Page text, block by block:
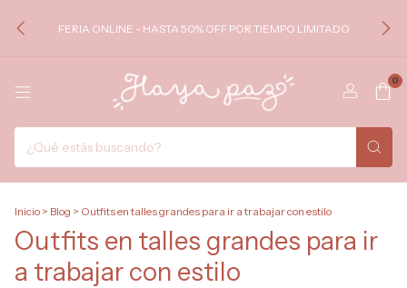
FERIA ONLINE - HASTA 50% OFF POR TIEMPO LIMITADO
0
Inicio > Blog > Outfits en talles grandes para ir a trabajar con estilo
Outfits en talles grandes para ir
a trabajar con estilo